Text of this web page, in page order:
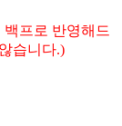
프로 반영해드
습니다.)